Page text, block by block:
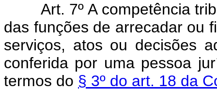
Art. 7º A competência
das funções de arrecadar ou
serviços, atos ou decisões
conferida por uma pessoa
termos do § 3º do art. 18 da